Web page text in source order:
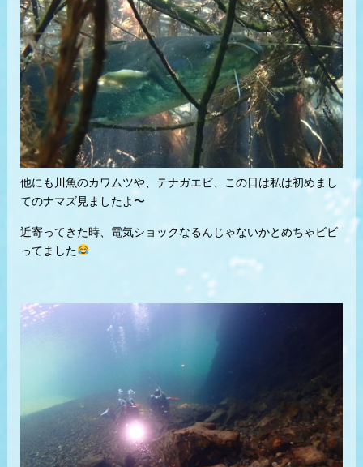
他にも川魚のカワムツや、テナガエビ、この日は私は初めまし
てのナマズ見ましたよ〜
近寄ってきた時、電気ショックなるんじゃないかとめちゃビビ
ってました